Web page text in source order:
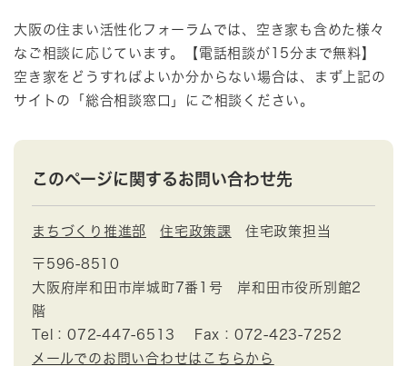
大阪の住まい活性化フォーラムでは、空き家も含めた様々
なご相談に応じています。【電話相談が15分まで無料】
空き家をどうすればよいか分からない場合は、まず上記の
サイトの「総合相談窓口」にご相談ください。
このページに関するお問い合わせ先
まちづくり推進部 住宅政策課 住宅政策担当
〒596-8510
大阪府岸和田市岸城町7番1号 岸和田市役所別館2
階
Tel：072-447-6513
Fax：072-423-7252
メールでのお問い合わせはこちらから